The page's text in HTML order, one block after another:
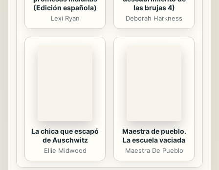
(Edición española)
Lexi Ryan
las brujas 4)
Deborah Harkness
La chica que escapó
de Auschwitz
Ellie Midwood
Maestra de pueblo.
La escuela vaciada
Maestra De Pueblo